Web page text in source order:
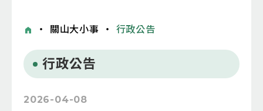
・ 關山大小事 ・ 行政公告
行政公告
2026-04-08